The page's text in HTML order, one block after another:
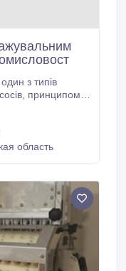
з типів
статора.
насоса є
винограду
область